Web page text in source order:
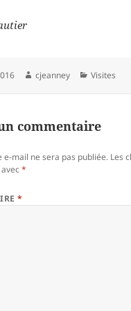
Auteur
cjeanney Catégories
Visites
commentaire
e-mail ne sera pas publiée. Les
avec*
*